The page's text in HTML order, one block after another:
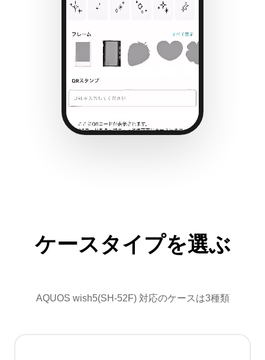
ケースタイプを選ぶ
AQUOS wish5(SH-52F) 対応のケースは3種類